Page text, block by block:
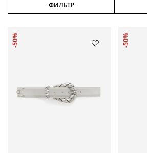
Церемония
ФИЛЬТР
-50% -50%